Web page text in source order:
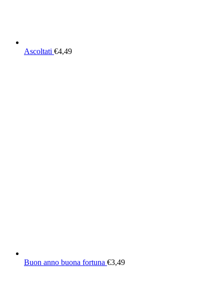
Ascoltati €4,49
Buon anno buona fortuna €3,49